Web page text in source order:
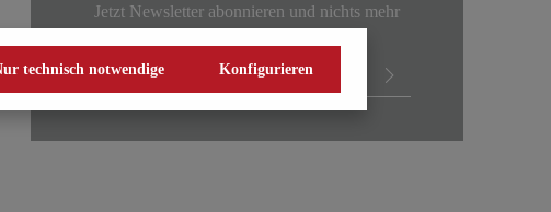
Jetzt Newsletter abonnieren und nichts mehr
technisch notwendige Konfigurieren